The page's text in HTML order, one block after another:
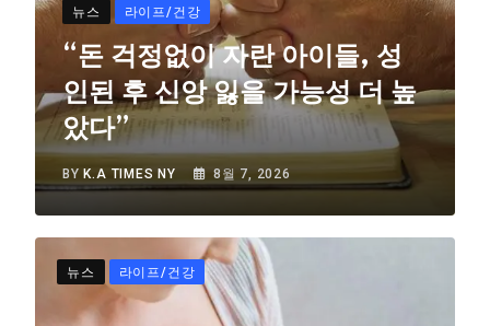
뉴스 라이프/건강
“돈 걱정없이 자란 아이들, 성
인된 후 신앙 잃을 가능성 더 높
았다”
BY K.A TIMES NY 8월 7, 2026
뉴스 라이프/건강